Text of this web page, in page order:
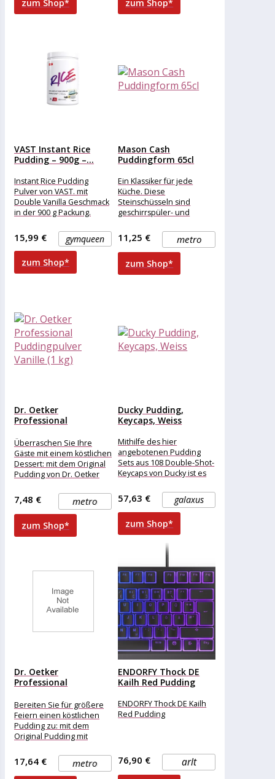
zum Shop* zum Shop*
VAST Instant Rice
Pudding – 900g –...
Instant Rice Pudding
Pulver von VAST. mit
Double Vanilla Geschmack
in der 900 g Packung.
VAST
gymqueen
15,99 €
zum Shop*
Mason Cash
Puddingform 65cl
Ein Klassiker für jede
Küche. Diese
Steinschüsseln sind
geschirrspüler- und
sich auch sehr gut zum
Dampfgaren.
metro
11,25 €
zum Shop*
Dr. Oetker
Professional
(1 kg)
Überraschen Sie Ihre
Gäste mit einem köstlichen
Dessert: mit dem Original
Pudding von Dr. Oetker
der
metro
7,48 €
zum Shop*
Ducky Pudding,
Keycaps, Weiss
Mithilfe des hier
angebotenen Pudding
Sets aus 108 Double-Shot-
Keycaps von Ducky ist es
mechanischen Tastaturen
des Tastaturherstellers
schnell
galaxus
57,63 €
zum Shop*
Dr. Oetker
Professional
Pudding (2,5...
Bereiten Sie für größere
Feiern einen köstlichen
Pudding zu: mit dem
Original Pudding mit
Oetker. In nur
metro
17,64 €
ENDORFY Thock DE
Kailh Red Pudding
ENDORFY Thock DE Kailh
Red Pudding
arlt
76,90 €